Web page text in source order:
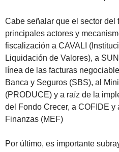
Cabe señalar que el sector del
principales actores y
fiscalización a CAVALI
Liquidación de Valores), a
línea de las facturas
Banca y Seguros (SBS), al
(PRODUCE) y a raíz de la
del Fondo Crecer, a COFIDE
Finanzas (MEF)
Por último, es importante